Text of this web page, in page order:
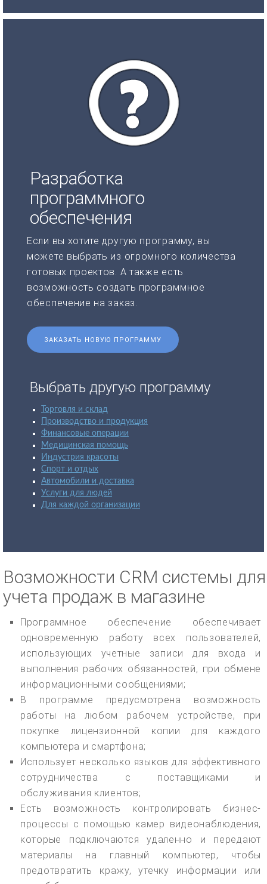
Разработка
программного
обеспечения
Если вы хотите другую программу, вы
можете выбрать из огромного количества
готовых проектов. А также есть
возможность создать программное
обеспечение на заказ.
ЗАКАЗАТЬ НОВУЮ ПРОГРАММУ
Выбрать другую программу
Торговля и склад
Производство и продукция
Финансовые операции
Медицинская помощь
Индустрия красоты
Спорт и отдых
Автомобили и доставка
Услуги для людей
Для каждой организации
Возможности CRM системы для
учета продаж в магазине
Программное обеспечение обеспечивает
одновременную работу всех пользователей,
использующих учетные записи для входа и
выполнения рабочих обязанностей, при обмене
информационными сообщениями;
В программе предусмотрена возможность
работы на любом рабочем устройстве, при
покупке лицензионной копии для каждого
компьютера и смартфона;
Использует несколько языков для эффективного
сотрудничества с поставщиками и
обслуживания клиентов;
Есть возможность контролировать бизнес-
процессы с помощью камер видеонаблюдения,
которые подключаются удаленно и передают
материалы на главный компьютер, чтобы
предотвратить кражу, утечку информации или